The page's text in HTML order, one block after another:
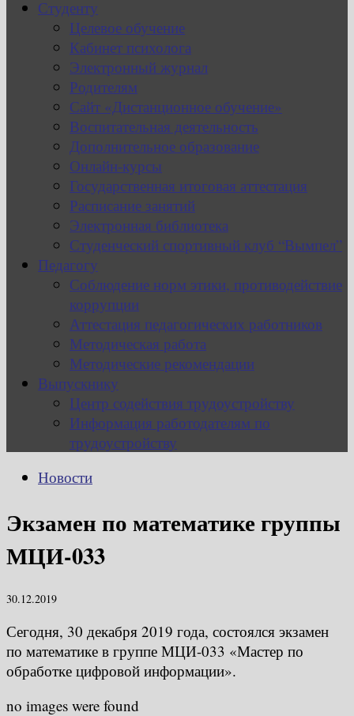
Студенту
Целевое обучение
Кабинет психолога
Электронный журнал
Родителям
Сайт «Дистанционное обучение»
Воспитательная деятельность
Дополнительное образование
Онлайн-курсы
Государственная итоговая аттестация
Расписание занятий
Электронная библиотека
Студенческий спортивный клуб “Вымпел”
Педагогу
Соблюдение норм этики, противодействие
коррупции
Аттестация педагогических работников
Методическая работа
Методические рекомендации
Выпускнику
Центр содействия трудоустройству
Информация работодателям по
трудоустройству
Новости
Экзамен по математике группы
МЦИ-033
30.12.2019
Сегодня, 30 декабря 2019 года, состоялся экзамен
по математике в группе МЦИ-033 «Мастер по
обработке цифровой информации».
no images were found